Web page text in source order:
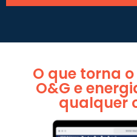
O que torna
O&G e
qualquer